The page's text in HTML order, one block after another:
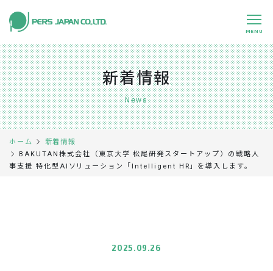
MENU
私たちの特長 About Us
事業内容 Business
事例紹介 Case
企業情報 Company
0120-891-224
新着情報
News
ホーム
新着情報
BAKUTAN株式会社（東京大学 松尾研発スタートアップ）の戦略人
事支援 特化型AIソリューション「Intelligent HR」を導入します。
2025.09.26